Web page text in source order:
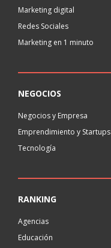
Marketing digital
Redes Sociales
Marketing en 1 minuto
NEGOCIOS
Negocios y Empresa
Emprendimiento y Startups
Tecnología
RANKING
Agencias
Educación